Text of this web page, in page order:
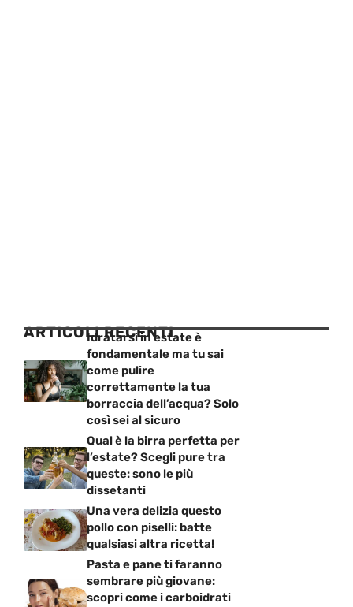
ARTICOLI RECENTI
Idratarsi in estate è
fondamentale ma tu sai
come pulire
correttamente la tua
borraccia dell’acqua? Solo
così sei al sicuro
Qual è la birra perfetta per
l’estate? Scegli pure tra
queste: sono le più
dissetanti
Una vera delizia questo
pollo con piselli: batte
qualsiasi altra ricetta!
Pasta e pane ti faranno
sembrare più giovane:
scopri come i carboidrati